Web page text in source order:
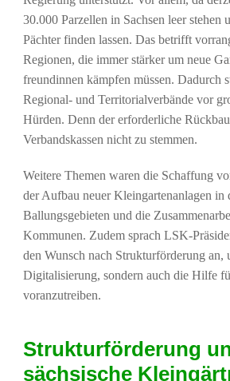
30.000 Parzellen in Sachsen leer stehen
Pächter finden lassen. Das betrifft
Regionen, die immer stärker um neue
freundinnen kämpfen müssen. Dadurch
Regional- und Territorialverbände vor
Hürden. Denn der erforderliche
Verbandskassen nicht zu stemmen.
Weitere Themen waren die Schaffung
der Aufbau neuer Kleingartenanlagen in
Ballungsgebieten und die
Kommunen. Zudem sprach LSK-
den Wunsch nach Strukturförderung an,
Digitalisierung, sondern auch die Hilfe
voranzutreiben.
Strukturförderung
sächsische